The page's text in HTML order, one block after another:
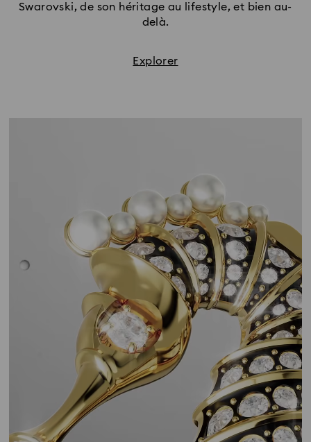
Swarovski, de son héritage au lifestyle, et bien au-
delà.
Explorer